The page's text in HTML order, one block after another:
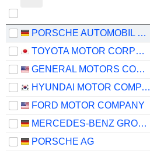
PORSCHE AUTOMOBIL HOLDING SE
TOYOTA MOTOR CORPORATION
GENERAL MOTORS COMPANY
HYUNDAI MOTOR COMPANY
FORD MOTOR COMPANY
MERCEDES-BENZ GROUP AG
PORSCHE AG